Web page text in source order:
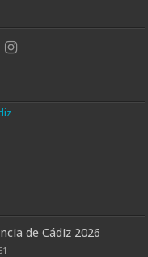
de Cádiz 2026